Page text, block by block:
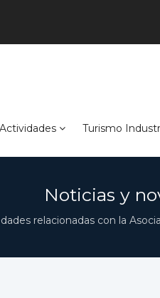
Actividades Turismo
Noticias y
relacionadas con la